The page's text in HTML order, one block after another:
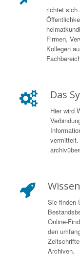
richtet sich
Firmen,
Kollegen
Das
Hier wird
Sie finden
Online-
den
Archiven.